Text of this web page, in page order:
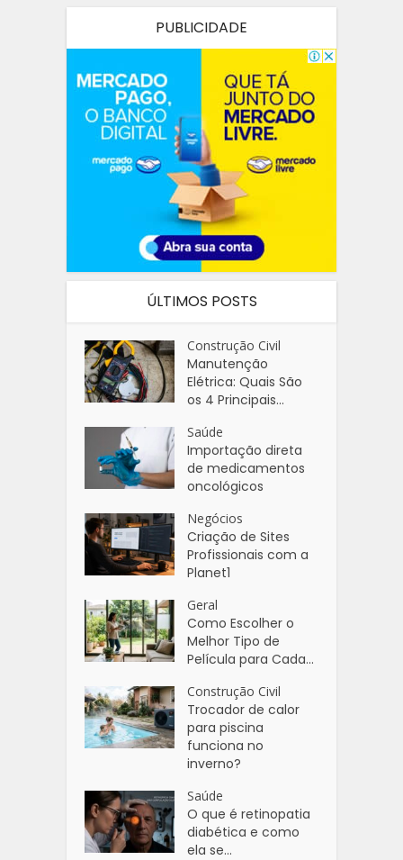
PUBLICIDADE
ÚLTIMOS POSTS
Construção Civil
Manutenção
Elétrica: Quais São
os 4 Principais...
Saúde
Importação direta
de medicamentos
oncológicos
Negócios
Criação de Sites
Profissionais com a
Planet1
Geral
Como Escolher o
Melhor Tipo de
Película para Cada...
Construção Civil
Trocador de calor
para piscina
funciona no
inverno?
Saúde
O que é retinopatia
diabética e como
ela se...